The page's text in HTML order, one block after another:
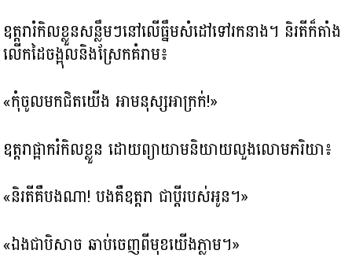
ឧត្ដរារំកិលខ្លួនសន្លឹមៗនៅលើធ្នឹមសំដៅទៅរកនាង។ និរតីក៏តាំង
លើកដៃចង្អុលនិងស្រែកគំរាម៖
«កុំចូលមកជិតយើង អាមនុស្សអាក្រក់!»
ឧត្តរាផ្អាករំកិលខ្លួន ដោយព្យាយាមនិយាយលួងលោមភរិយា៖
«និរតីគឺបងណា! បងគឺឧត្តរា ជាប្តីរបស់អូន។»
«ឯងជាបិសាច ឆាប់ចេញពីមុខយើងភ្លាម។»